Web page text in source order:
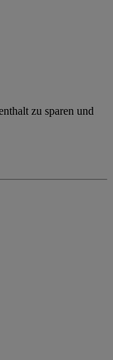
zu sparen und